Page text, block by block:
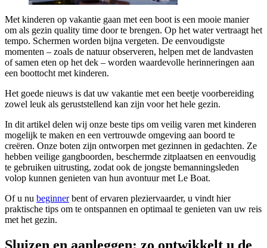
Met kinderen op vakantie gaan met een boot is een mooie manier
om als gezin quality time door te brengen. Op het water vertraagt het
tempo. Schermen worden bijna vergeten. De eenvoudigste
momenten – zoals de natuur observeren, helpen met de landvasten
of samen eten op het dek – worden waardevolle herinneringen aan
een boottocht met kinderen.
Het goede nieuws is dat uw vakantie met een beetje voorbereiding
zowel leuk als geruststellend kan zijn voor het hele gezin.
In dit artikel delen wij onze beste tips om veilig varen met kinderen
mogelijk te maken en een vertrouwde omgeving aan boord te
creëren. Onze boten zijn ontworpen met gezinnen in gedachten. Ze
hebben veilige gangboorden, beschermde zitplaatsen en eenvoudig
te gebruiken uitrusting, zodat ook de jongste bemanningsleden
volop kunnen genieten van hun avontuur met Le Boat.
Of u nu beginnerbent of ervaren pleziervaarder, u vindt hier
praktische tips om te ontspannen en optimaal te genieten van uw reis
met het gezin.